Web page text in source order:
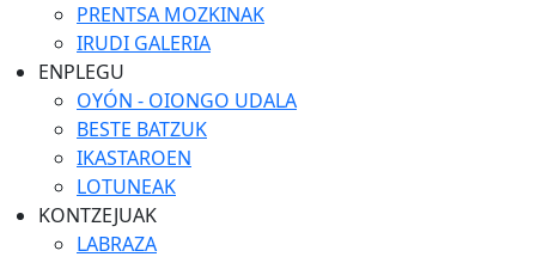
PRENTSA MOZKINAK
IRUDI GALERIA
ENPLEGU
OYÓN - OIONGO UDALA
BESTE BATZUK
IKASTAROEN
LOTUNEAK
KONTZEJUAK
LABRAZA